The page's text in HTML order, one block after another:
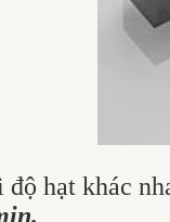
hạt khác